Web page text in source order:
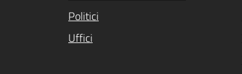
Politici
Uffici